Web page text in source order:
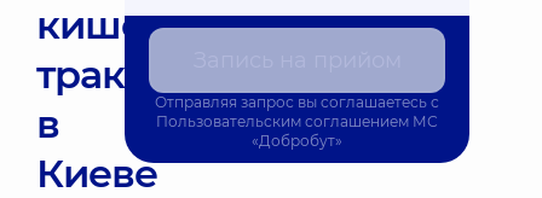
кишечного
тракта
в
Киеве
Отправляя запрос вы соглашаетесь с
Пользовательским соглашением МС
«Добробут»